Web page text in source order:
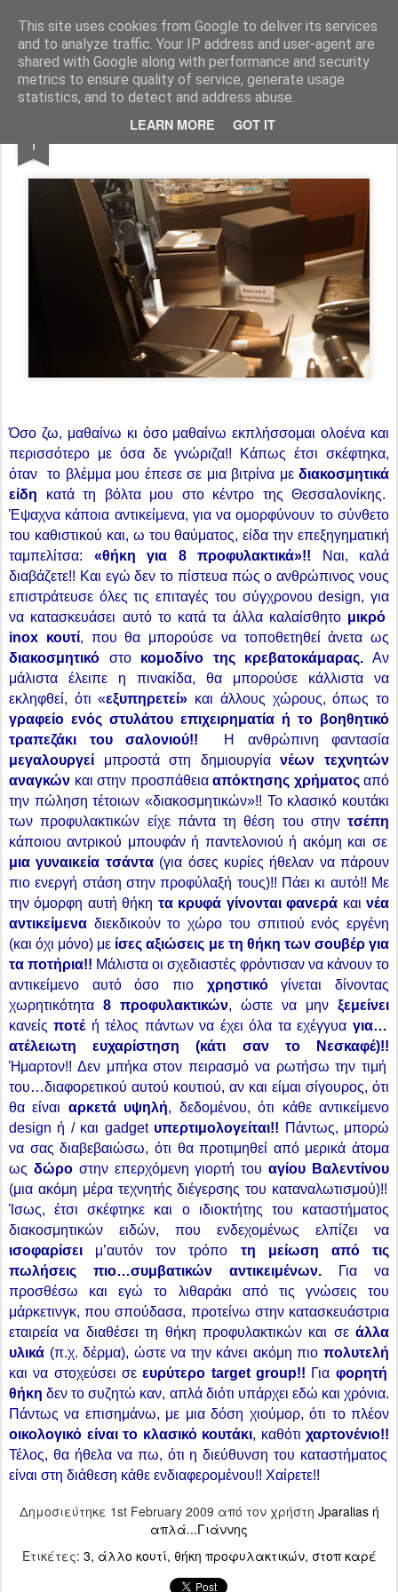
This site uses cookies from Google to deliver its services
and to analyze traffic. Your IP address and user-agent are
shared with Google along with performance and security
metrics to ensure quality of service, generate usage
statistics, and to detect and address abuse.
LEARN MORE GOT IT
ΠΑΡΑΛΙΑΚΑ -PARALIAKA.GR ΖΗΣΕ ΤΗΝ ΠΟΛΗ ΣΟΥ ΚΑΘΕ ΣΤΙΓΜΗ, ΣΕ ΚΑΘΕ ΓΩΝΙΑ ΤΗΣ , ΣΤΟ ΜΕΓΙΣΤΟ ΒΑΘΜΟ!
Αρχική σελίδα
1 ΣΤΟΠ ΚΑΡΕ 3 Το "άλλο" κουτί
Όσο ζω, μαθαίνω κι όσο μαθαίνω εκπλήσσομαι ολοένα και
περισσότερο με όσα δε γνώριζα!! Κάπως έτσι σκέφτηκα,
όταν
το βλέμμα μου έπεσε σε μια βιτρίνα με διακοσμητικά
είδη κατά τη βόλτα μου στο κέντρο της Θεσσαλονίκης.
Έψαχνα κάποια αντικείμενα, για να ομορφύνουν το σύνθετο
του καθιστικού και, ω του θαύματος, είδα την επεξηγηματική
ταμπελίτσα: «θήκη για 8 προφυλακτικά»!! Ναι, καλά
διαβάζετε!! Και εγώ δεν το πίστευα πώς ο ανθρώπινος νους
επιστράτευσε όλες τις επιταγές του σύγχρονουdesign, για
να κατασκευάσει αυτό το κατά τα άλλα καλαίσθητο μικρό
inox κουτί, που θα μπορούσε να τοποθετηθεί άνετα ως
διακοσμητικό στο κομοδίνο της κρεβατοκάμαρας. Αν
μάλιστα έλειπε η πινακίδα, θα μπορούσε κάλλιστα να
εκληφθεί, ότι «εξυπηρετεί» και άλλους χώρους, όπως το
γραφείο ενός στυλάτου επιχειρηματία ή το βοηθητικό
τραπεζάκι του σαλονιού!!
Η ανθρώπινη φαντασία
μεγαλουργεί μπροστά στη δημιουργίανέων τεχνητών
αναγκών και στην προσπάθεια απόκτησης χρήματοςαπό
την πώληση τέτοιων «διακοσμητικών»!! Το κλασικό κουτάκι
των προφυλακτικών είχε πάντα τη θέση του στην τσέπη
κάποιου αντρικού μπουφάν ή παντελονιού ή ακόμη και σε
μια γυναικεία τσάντα(για όσες κυρίες ήθελαν να πάρουν
πιο ενεργή στάση στην προφύλαξή τους)!! Πάει κι αυτό!! Με
την όμορφη αυτή θήκη τα κρυφά γίνονται φανερά καινέα
αντικείμενα διεκδικούν το χώρο του σπιτιού ενός εργένη
(και όχι μόνο) με ίσες αξιώσεις με τη θήκη των σουβέρ για
τα ποτήρια!! Μάλιστα οι σχεδιαστές φρόντισαν να κάνουν το
αντικείμενο αυτό όσο πιο χρηστικόγίνεται δίνοντας
χωρητικότητα 8 προφυλακτικών, ώστε να μην ξεμείνει
κανείςποτέή τέλος πάντων να έχει όλα τα εχέγγυα για…
ατέλειωτη ευχαρίστηση (κάτι σαν το Νεσκαφέ)!!
Ήμαρτον!! Δεν μπήκα στον πειρασμό να ρωτήσω την τιμή
του…διαφορετικού αυτού κουτιού, αν και είμαι σίγουρος, ότι
θα είναι αρκετά υψηλή, δεδομένου, ότι κάθε αντικείμενο
design ή / και gadget υπερτιμολογείται!! Πάντως, μπορώ
να σας διαβεβαιώσω, ότι θα προτιμηθεί από μερικά άτομα
ως δώροστην επερχόμενη γιορτή τουαγίου Βαλεντίνου
(μια ακόμη μέρα τεχνητής διέγερσης του καταναλωτισμού)!!
Ίσως, έτσι σκέφτηκε και ο ιδιοκτήτης του καταστήματος
διακοσμητικών ειδών, που ενδεχομένως ελπίζει να
ισοφαρίσει μ’αυτόν τον τρόπο τη μείωση από τις
πωλήσεις πιο…συμβατικών αντικειμένων. Για να
προσθέσω και εγώ το λιθαράκι από τις γνώσεις του
μάρκετινγκ, που σπούδασα, προτείνω στην κατασκευάστρια
εταιρεία να διαθέσει τη θήκη προφυλακτικών και σε άλλα
υλικά (π.χ. δέρμα), ώστε να την κάνει ακόμη πιο πολυτελή
και να στοχεύσει σεευρύτερο target group!! Για φορητή
θήκη δεν το συζητώ καν, απλά διότι υπάρχει εδώ και χρόνια.
Πάντως να επισημάνω, με μια δόση χιούμορ, ότι το πλέον
οικολογικό είναι το κλασικό κουτάκι, καθότι χαρτονένιο!!
Τέλος, θα ήθελα να πω, ότι η διεύθυνση του καταστήματος
είναι στη διάθεση κάθε ενδιαφερομένου!! Χαίρετε!!
Δημοσιεύτηκε 1st February 2009 από τον χρήστη Jparalias ή
απλά...Γιάννης
Ετικέτες: 3 άλλο κουτί θήκη προφυλακτικών στοπ καρέ